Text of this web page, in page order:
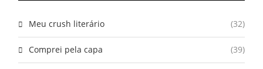
Meu crush literário (32)
Comprei pela capa (39)